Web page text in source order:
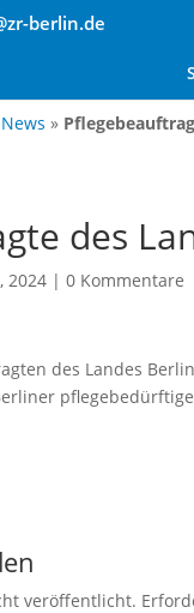
berlin.de
News »
des
2024 | 0 Kommentare
des Landes
veröffentlicht.